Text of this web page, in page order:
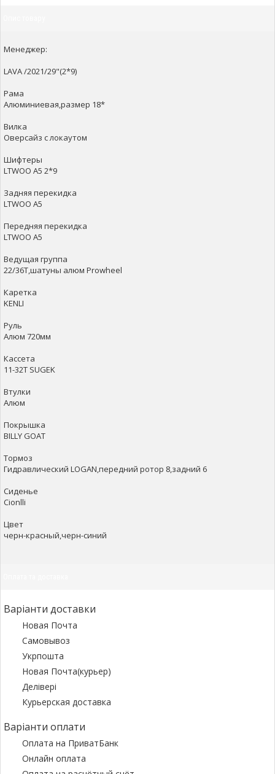
Менеджер:
LAVA /2021/29"(2*9)
Рама
Алюминиевая,размер 18*
Вилка
Оверсайз с локаутом
Шифтеры
LTWOO A5 2*9
Задняя перекидка
LTWOO A5
Передняя перекидка
LTWOO A5
Ведущая группа
22/36T,шатуны алюм Prowheel
Каретка
KENLI
Руль
Алюм 720мм
Кассета
11-32T SUGEK
Втулки
Алюм
Покрышка
BILLY GOAT
Тормоз
Гидравлический LOGAN,передний ротор 8,задний 6
Сиденье
Cionlli
Цвет
черн-красный,черн-синий
Варіанти доставки
Новая Почта
Самовывоз
Укрпошта
Новая Почта(курьер)
Делівері
Курьерская доставка
Варіанти оплати
Оплата на ПриватБанк
Онлайн оплата